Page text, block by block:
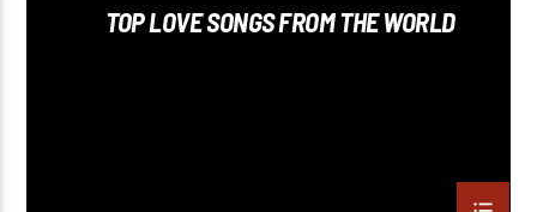
TOP LOVE SONGS FROM THE WORLD